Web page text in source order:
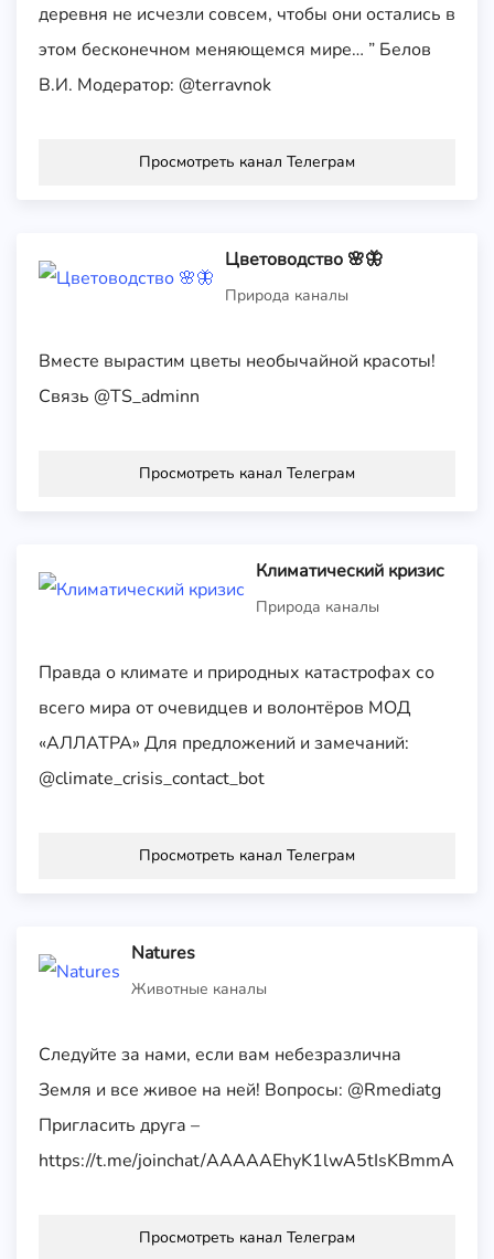
деревня не исчезли совсем, чтобы они остались в
этом бесконечном меняющемся мире… ” Белов
В.И. Модератор: @terravnok
Просмотреть канал Телеграм
Цветоводство 🌸🦋
Природа каналы
Вместе вырастим цветы необычайной красоты!
Связь @TS_adminn
Просмотреть канал Телеграм
Климатический кризис
Природа каналы
Правда о климате и природных катастрофах со
всего мира от очевидцев и волонтёров МОД
«АЛЛАТРА» Для предложений и замечаний:
@climate_crisis_contact_bot
Просмотреть канал Телеграм
Natures
Животные каналы
Следуйте за нами, если вам небезразлична
Земля и все живое на ней! Вопросы: @Rmediatg
Пригласить друга –
https://t.me/joinchat/AAAAAEhyK1lwA5tIsKBmmA
Просмотреть канал Телеграм